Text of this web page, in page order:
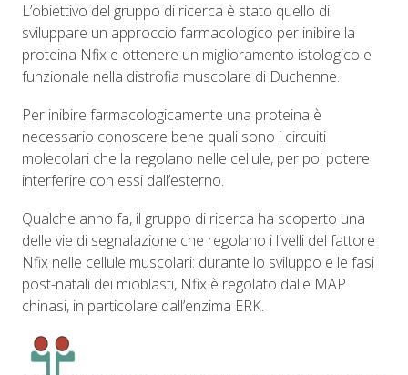
L’obiettivo del gruppo di ricerca è stato quello di
sviluppare un approccio farmacologico per inibire la
proteina Nfix e ottenere un miglioramento istologico e
funzionale nella distrofia muscolare di Duchenne.
Per inibire farmacologicamente una proteina è
necessario conoscere bene quali sono i circuiti
molecolari che la regolano nelle cellule, per poi potere
interferire con essi dall’esterno.
Qualche anno fa, il gruppo di ricerca ha scoperto una
delle vie di segnalazione che regolano i livelli del fattore
Nfix nelle cellule muscolari: durante lo sviluppo e le fasi
post-natali dei mioblasti, Nfix è regolato dalle MAP
chinasi, in particolare dall’enzima ERK.